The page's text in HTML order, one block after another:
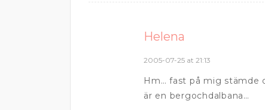
Helena
2005-07-25 at 21:13
Hm… fast på mig
är en bergochdalbana…